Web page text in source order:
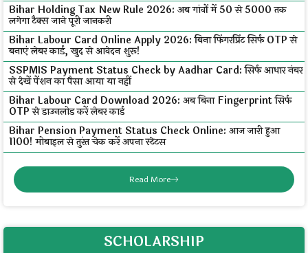
Bihar Holding Tax New Rule 2026: अब गांवों में ₹50 से ₹5000 तक
लगेगा टैक्स जाने पूरी जानकरी
Bihar Labour Card Online Apply 2026: बिना फिंगरप्रिंट सिर्फ OTP से
बनाएं लेबर कार्ड, खुद से आवेदन शुरू!
SSPMIS Payment Status Check by Aadhar Card: सिर्फ आधार नंबर
से देखें पेंशन का पैसा आया या नहीं
Bihar Labour Card Download 2026: अब बिना Fingerprint सिर्फ
OTP से डाउनलोड करें लेबर कार्ड
Bihar Pension Payment Status Check Online: आज जारी हुआ
₹1100! मोबाइल से तुरंत चेक करें अपना स्टेटस
Read More
SCHOLARSHIP